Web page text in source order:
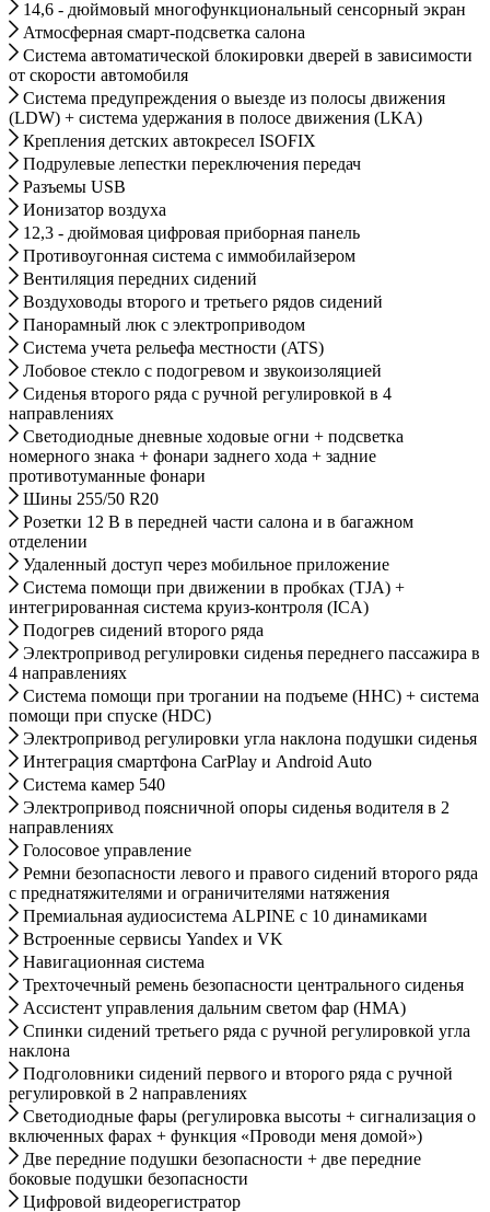
14,6 - дюймовый многофункциональный сенсорный экран
Атмосферная смарт-подсветка салона
Система автоматической блокировки дверей в зависимости
от скорости автомобиля
Система предупреждения о выезде из полосы движения
(LDW) + система удержания в полосе движения (LKA)
Крепления детских автокресел ISOFIX
Подрулевые лепестки переключения передач
Разъемы USB
Ионизатор воздуха
12,3 - дюймовая цифровая приборная панель
Противоугонная система с иммобилайзером
Вентиляция передних сидений
Воздуховоды второго и третьего рядов сидений
Панорамный люк с электроприводом
Система учета рельефа местности (ATS)
Лобовое стекло с подогревом и звукоизоляцией
Сиденья второго ряда с ручной регулировкой в 4
направлениях
Светодиодные дневные ходовые огни + подсветка
номерного знака + фонари заднего хода + задние
противотуманные фонари
Шины 255/50 R20
Розетки 12 В в передней части салона и в багажном
отделении
Удаленный доступ через мобильное приложение
Система помощи при движении в пробках (TJA) +
интегрированная система круиз-контроля (ICA)
Подогрев сидений второго ряда
Электропривод регулировки сиденья переднего пассажира в
4 направлениях
Система помощи при трогании на подъеме (HHC) + система
помощи при спуске (HDC)
Электропривод регулировки угла наклона подушки сиденья
Интеграция смартфона CarPlay и Android Auto
Система камер 540
Электропривод поясничной опоры сиденья водителя в 2
направлениях
Голосовое управление
Ремни безопасности левого и правого сидений второго ряда
с преднатяжителями и ограничителями натяжения
Премиальная аудиосистема ALPINE с 10 динамиками
Встроенные сервисы Yandex и VK
Навигационная система
Трехточечный ремень безопасности центрального сиденья
Ассистент управления дальним светом фар (HMA)
Спинки сидений третьего ряда с ручной регулировкой угла
наклона
Подголовники сидений первого и второго ряда с ручной
регулировкой в 2 направлениях
Cветодиодные фары (регулировка высоты + сигнализация о
включенных фарах + функция «Проводи меня домой»)
Две передние подушки безопасности + две передние
боковые подушки безопасности
Цифровой видеорегистратор